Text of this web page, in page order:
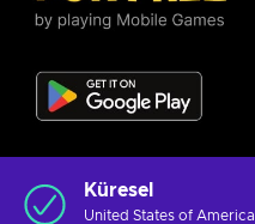
Küresel
United States of America